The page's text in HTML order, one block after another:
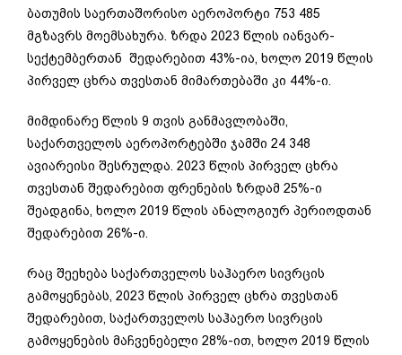
ბათუმის საერთაშორისო აეროპორტი 753 485
მგზავრს მოემსახურა. ზრდა 2023 წლის იანვარ-
სექტემბერთან შედარებით 43%-ია, ხოლო 2019 წლის
პირველ ცხრა თვესთან მიმართებაში კი 44%-ი.
მიმდინარე წლის 9 თვის განმავლობაში,
საქართველოს აეროპორტებში ჯამში 24 348
ავიარეისი შესრულდა. 2023 წლის პირველ ცხრა
თვესთან შედარებით ფრენების ზრდამ 25%-ი
შეადგინა, ხოლო 2019 წლის ანალოგიურ პერიოდთან
შედარებით 26%-ი.
რაც შეეხება საქართველოს საჰაერო სივრცის
გამოყენებას, 2023 წლის პირველ ცხრა თვესთან
შედარებით, საქართველოს საჰაერო სივრცის
გამოყენების მაჩვენებელი 28%-ით, ხოლო 2019 წლის